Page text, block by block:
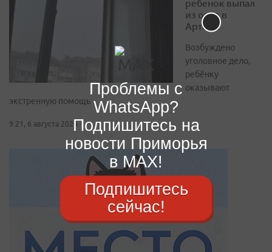
ребенок выпал
из окна в
Артёме
Возбуждено
уголовное дело,
ребёнку
оказывают
экстренную помощь
9:21, 6 августа 2026
Проблемы с
WhatsApp?
Подпишитесь на
новости Приморья
в MAX!
Подпишитесь
сейчас!